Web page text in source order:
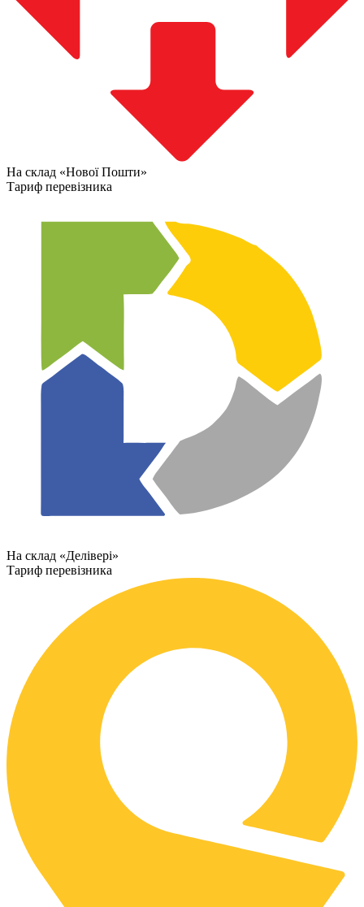
На склад «Нової Пошти»
Тариф перевізника
На склад «Делівері»
Тариф перевізника